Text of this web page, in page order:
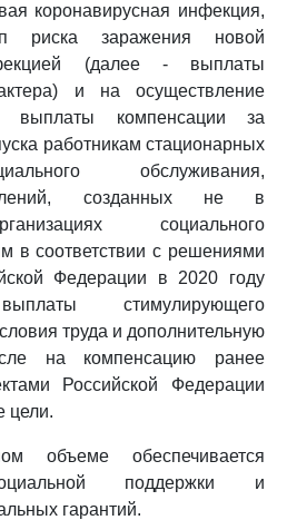
коронавирусная инфекция,
заражения новой
(далее - выплаты
и на осуществление
выплаты компенсации за
работникам стационарных
обслуживания,
созданных не в
социального
в соответствии с решениями
Федерации в 2020 году
стимулирующего
труда и дополнительную
на компенсацию ранее
Российской Федерации
цели.
объеме обеспечивается
поддержки и
гарантий.